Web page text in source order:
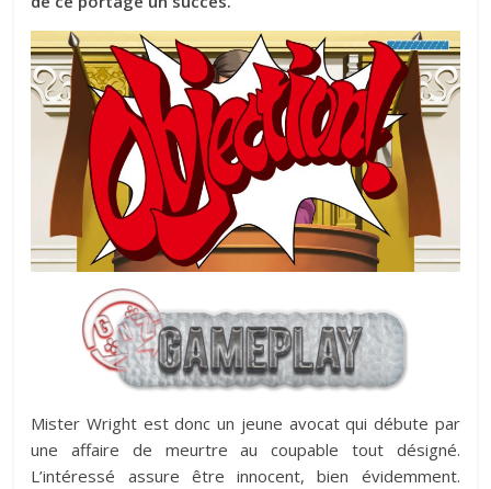
Mister Wright est donc un jeune avocat qui débute par
une affaire de meurtre au coupable tout désigné.
L’intéressé assure être innocent, bien évidemment.